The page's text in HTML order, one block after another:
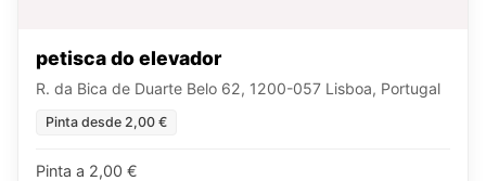
petisca do elevador
R. da Bica de Duarte Belo 62, 1200-057 Lisboa, Portugal
Pinta desde 2,00 €
Pinta a 2,00 €